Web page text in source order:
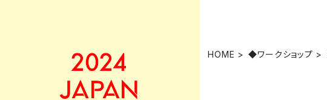
HOME ◆ワークショップ